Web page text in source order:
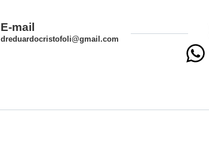
E-mail
dreduardocristofoli@gmail.com